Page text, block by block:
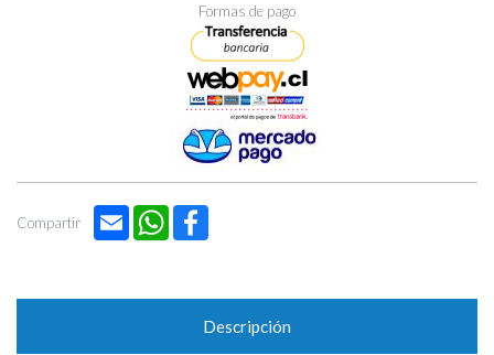
Formas de pago
Compartir Email WhatsApp
Descripción